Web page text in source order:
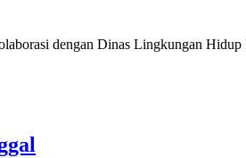
dengan Dinas Lingkungan Hidup